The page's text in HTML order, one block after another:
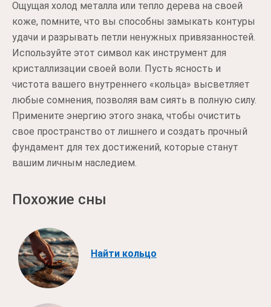
Ощущая холод металла или тепло дерева на своей
коже, помните, что вы способны замыкать контуры
удачи и разрывать петли ненужных привязанностей.
Используйте этот символ как инструмент для
кристаллизации своей воли. Пусть ясность и
чистота вашего внутреннего «кольца» высветляет
любые сомнения, позволяя вам сиять в полную силу.
Примените энергию этого знака, чтобы очистить
свое пространство от лишнего и создать прочный
фундамент для тех достижений, которые станут
вашим личным наследием.
Похожие сны
Найти кольцо